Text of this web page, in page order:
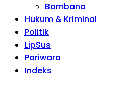
Bombana
Hukum & Kriminal
Politik
LipSus
Pariwara
Indeks